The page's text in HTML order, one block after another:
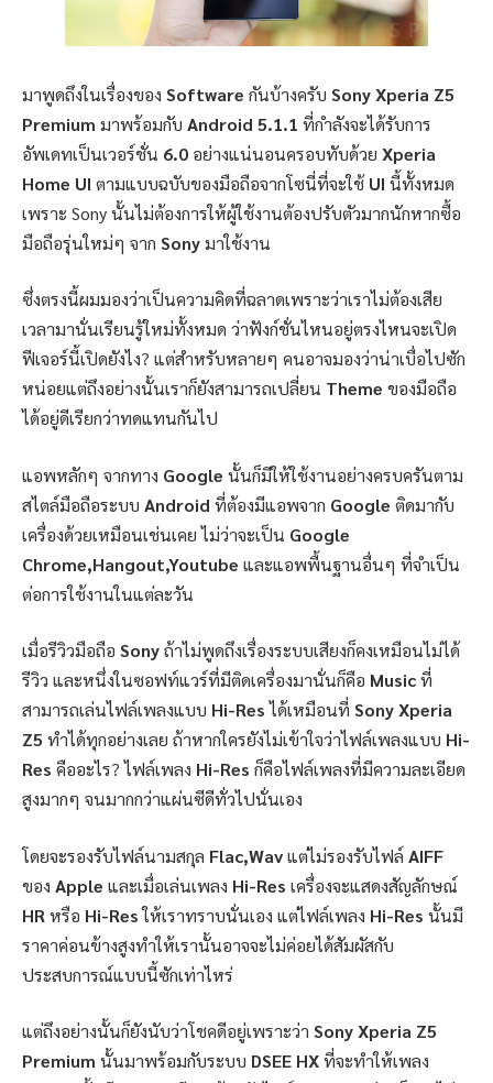
มาพูดถึงในเรื่องของ Software กันบ้างครับ Sony Xperia Z5
Premium มาพร้อมกับ Android 5.1.1 ที่กำลังจะได้รับการ
อัพเดทเป็นเวอร์ชั่น 6.0 อย่างแน่นอนครอบทับด้วย Xperia
Home UI ตามแบบฉบับของมือถือจากโซนี่ที่จะใช้UI นี้ทั้งหมด
เพราะ Sony นั้นไม่ต้องการให้ผู้ใช้งานต้องปรับตัวมากนักหากซื้อ
มือถือรุ่นใหม่ๆ จาก Sonyมาใช้งาน
ซึ่งตรงนี้ผมมองว่าเป็นความคิดที่ฉลาดเพราะว่าเราไม่ต้องเสีย
เวลามานั่นเรียนรู้ใหม่ทั้งหมด ว่าฟังก์ชั่นไหนอยู่ตรงไหนจะเปิด
ฟีเจอร์นี้เปิดยังไง? แต่สำหรับหลายๆ คนอาจมองว่าน่าเบื่อไปซัก
หน่อยแต่ถึงอย่างนั้นเราก็ยังสามารถเปลี่ยน Theme ของมือถือ
ได้อยู่ดีเรียกว่าทดแทนกันไป
แอพหลักๆ จากทาง Google นั้นก็มีให้ใช้งานอย่างครบครันตาม
สไตล์มือถือระบบ Android ที่ต้องมีแอพจาก Google ติดมากับ
เครื่องด้วยเหมือนเช่นเคย ไม่ว่าจะเป็น Google
Chrome,Hangout,Youtube และแอพพื้นฐานอื่นๆ ที่จำเป็น
ต่อการใช้งานในแต่ละวัน
เมื่อรีวิวมือถือ Sonyถ้าไม่พูดถึงเรื่องระบบเสียงก็คงเหมือนไม่ได้
รีวิว และหนึ่งในซอฟท์แวร์ที่มีติดเครื่องมานั่นก็คือ Musicที่
สามารถเล่นไฟล์เพลงแบบ Hi-Resได้เหมือนที่ Sony Xperia
Z5 ทำได้ทุกอย่างเลย ถ้าหากใครยังไม่เข้าใจว่าไฟล์เพลงแบบ Hi-
Res คืออะไร? ไฟล์เพลง Hi-Res ก็คือไฟล์เพลงที่มีความละเอียด
สูงมากๆ จนมากกว่าแผ่นซีดีทั่วไปนั่นเอง
โดยจะรองรับไฟล์นามสกุล Flac,Wavแต่ไม่รองรับไฟล์AIFF
ของ Apple และเมื่อเล่นเพลง Hi-Res เครื่องจะแสดงสัญลักษณ์
HR หรือ Hi-Resให้เราทราบนั่นเอง แต่ไฟล์เพลง Hi-Res นั้นมี
ราคาค่อนข้างสูงทำให้เรานั้นอาจจะไม่ค่อยได้สัมผัสกับ
ประสบการณ์แบบนี้ซักเท่าไหร่
แต่ถึงอย่างนั้นก็ยังนับว่าโชคดีอยู่เพราะว่า Sony Xperia Z5
Premium นั้นมาพร้อมกับระบบ DSEE HXที่จะทำให้เพลง